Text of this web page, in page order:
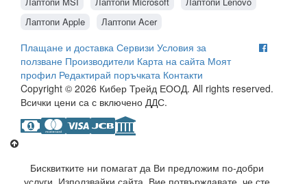
Лаптопи с процесор AMD Ryzen 7
Лаптопи с процесор Intel Core i9
Лаптопи Apple
Лаптопи Acer
Плащане и доставка Сервизи Условия за
ползване Производители Карта на сайта Моят
профил Редактирай поръчката Контакти
Copyright © 2026 Кибер Трейд ЕООД. All rights reserved.
Всички цени са с включено ДДС.
Бисквитките ни помагат да Ви предложим по-добри
услуги. Използвайки сайта, Вие потвърждавате, че сте